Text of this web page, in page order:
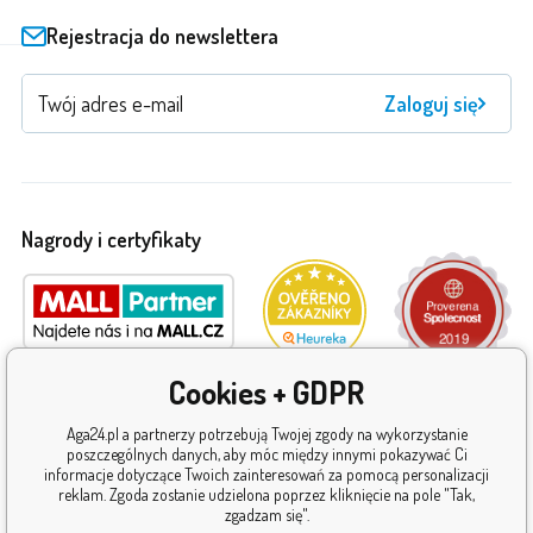
Rejestracja do newslettera
Zaloguj się
Nagrody i certyfikaty
Cookies + GDPR
Aga24.pl a partnerzy potrzebują Twojej zgody na wykorzystanie
poszczególnych danych, aby móc między innymi pokazywać Ci
informacje dotyczące Twoich zainteresowań za pomocą personalizacji
reklam. Zgoda zostanie udzielona poprzez kliknięcie na pole "Tak,
zgadzam się".